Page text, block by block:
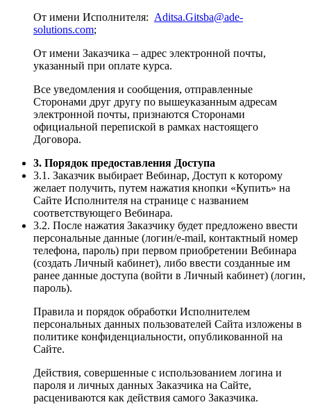
От имени Исполнителя: Aditsa.Gitsba@ade-
solutions.com;
От имени Заказчика – адрес электронной почты,
указанный при оплате курса.
Все уведомления и сообщения, отправленные
Сторонами друг другу по вышеуказанным адресам
электронной почты, признаются Сторонами
официальной перепиской в рамках настоящего
Договора.
3. Порядок предоставления Доступа
3.1. Заказчик выбирает Вебинар, Доступ к которому
желает получить, путем нажатия кнопки «Купить» на
Сайте Исполнителя на странице с названием
соответствующего Вебинара.
3.2. После нажатия Заказчику будет предложено ввести
персональные данные (логин/e-mail, контактный номер
телефона, пароль) при первом приобретении Вебинара
(создать Личный кабинет), либо ввести созданные им
ранее данные доступа (войти в Личный кабинет) (логин,
пароль).
Правила и порядок обработки Исполнителем
персональных данных пользователей Сайта изложены в
политике конфиденциальности, опубликованной на
Сайте.
Действия, совершенные с использованием логина и
пароля и личных данных Заказчика на Сайте,
расцениваются как действия самого Заказчика.